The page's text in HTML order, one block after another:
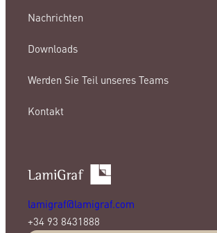
Nachrichten
Downloads
Werden Sie Teil unseres Teams
Kontakt
lamigraf@lamigraf.com
+34 93 8431888